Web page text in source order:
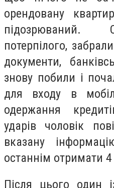
орендовану
підозрюваний.
потерпілого,
документи,
знову побили і
для входу в
одержання
ударів чоловік
вказану
останнім отримати
Після цього один